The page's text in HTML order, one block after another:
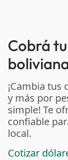
Cobrá
¡Cambia tus
y más por
simple! Te
confiable
local.
Cotizar